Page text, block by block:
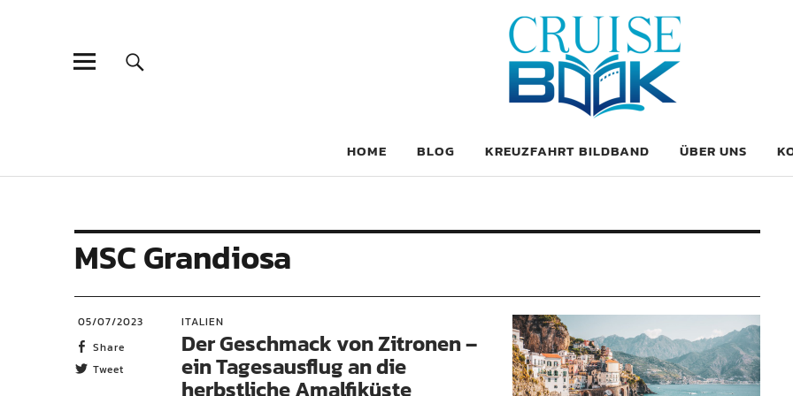
CRUISEBOOK
HOME BLOG KREUZFAHRT BILDBAND ÜBER UNS
MSC Grandiosa
05/07/2023
Share
Tweet
ITALIEN
Der Geschmack von Zitronen –
ein Tagesausflug an die
herbstliche Amalfiküste